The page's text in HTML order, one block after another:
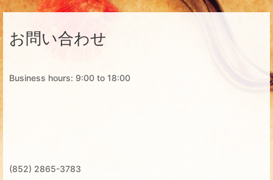
お問い合わせ
Business hours: 9:00 to 18:00
(852) 2865-3783